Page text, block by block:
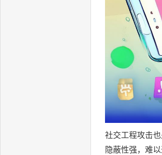
社交工程攻击
隐蔽性强，难